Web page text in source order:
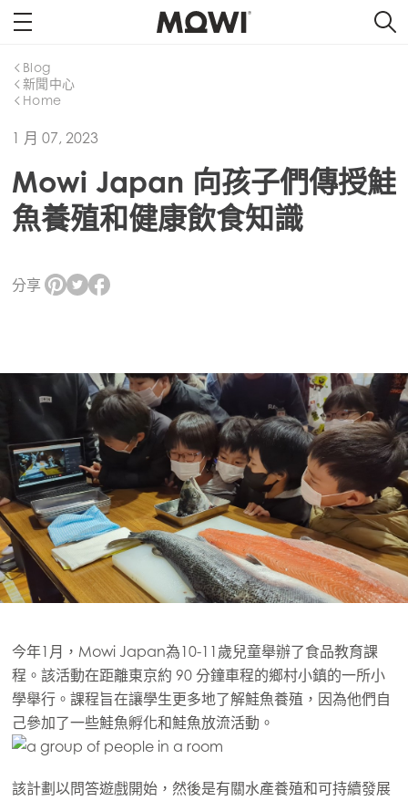
Home
新聞中心
Blog
1 月 07, 2023
Mowi Japan 向孩子們傳授鮭
魚養殖和健康飲食知識
分享
今年1月，Mowi Japan為10-11歲兒童舉辦了食品教育課
程。該活動在距離東京約 90 分鐘車程的鄉村小鎮的一所小
學舉行。課程旨在讓學生更多地了解鮭魚養殖，因為他們自
己參加了一些鮭魚孵化和鮭魚放流活動。
該計劃以問答遊戲開始，然後是有關水產養殖和可持續發展